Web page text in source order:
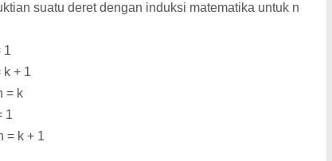
suatu deret dengan induksi matematika untuk n
1
k + 1
= k
1
= k + 1